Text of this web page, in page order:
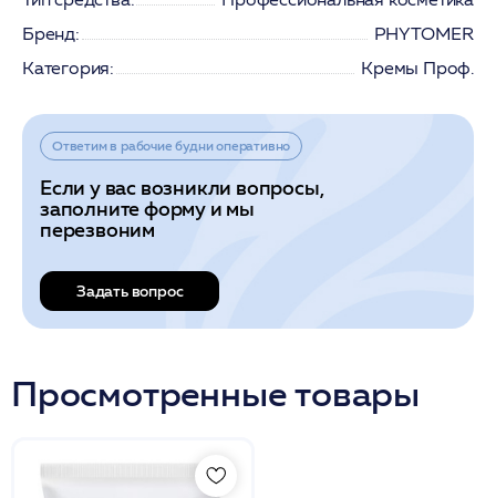
Бренд:
PHYTOMER
Категория:
Кремы Проф.
Ответим в рабочие будни оперативно
Если у вас возникли вопросы,
заполните форму и мы
перезвоним
Задать вопрос
Просмотренные товары